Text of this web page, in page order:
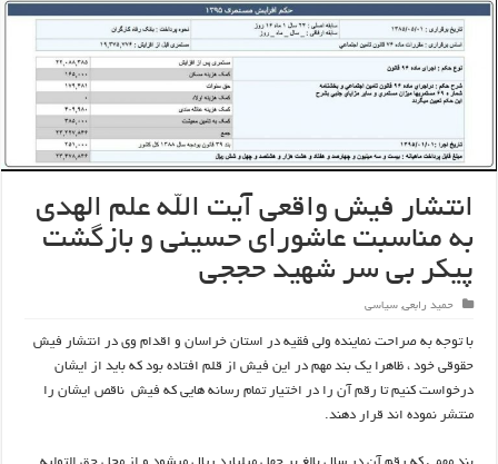
انتشار فیش واقعی آیت الله علم الهدی
به مناسبت عاشورای حسینی و بازگشت
پیکر بی سر شهید حججی
حمید رابعی,سیاسی
با توجه به صراحت نماینده ولی فقیه در استان خراسان و اقدام وی در انتشار فیش
حقوقی خود ، ظاهرا یک بند مهم در این فیش از قلم افتاده بود که باید از ایشان
درخواست کنیم تا رقم آن را در اختیار تمام رسانه هایی که فیش ناقص ایشان را
منتشر نموده اند قرار دهند.